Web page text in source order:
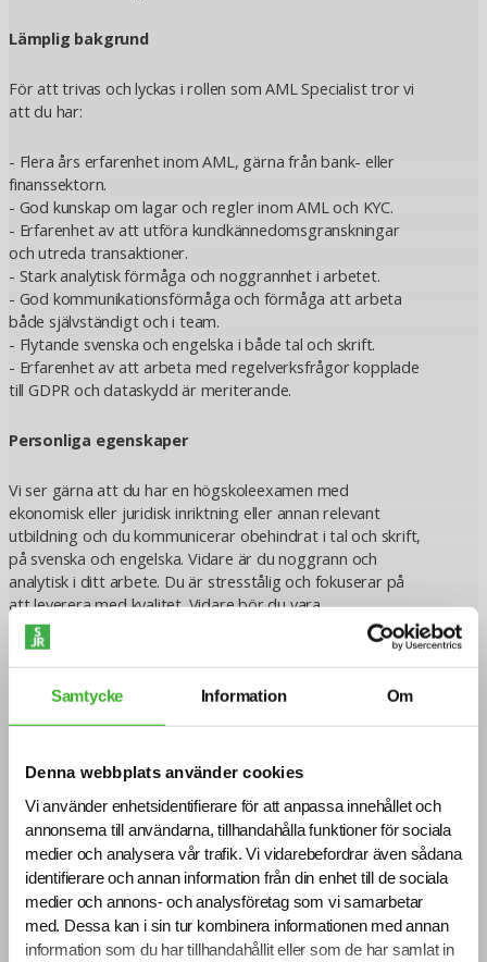
Samtycke Information Om
Denna webbplats använder cookies
Vi använder enhetsidentifierare för att anpassa innehållet och
annonserna till användarna, tillhandahålla funktioner för sociala
medier och analysera vår trafik. Vi vidarebefordrar även sådana
identifierare och annan information från din enhet till de sociala
medier och annons- och analysföretag som vi samarbetar
med. Dessa kan i sin tur kombinera informationen med annan
information som du har tillhandahållit eller som de har samlat in
Lämplig bakgrund
För att trivas och lyckas i rollen som AML Specialist tror vi
att du har:
- Flera års erfarenhet inom AML, gärna från bank- eller
finanssektorn.
- God kunskap om lagar och regler inom AML och KYC.
- Erfarenhet av att utföra kundkännedomsgranskningar
och utreda transaktioner.
- Stark analytisk förmåga och noggrannhet i arbetet.
- God kommunikationsförmåga och förmåga att arbeta
både självständigt och i team.
- Flytande svenska och engelska i både tal och skrift.
- Erfarenhet av att arbeta med regelverksfrågor kopplade
till GDPR och dataskydd är meriterande.
Personliga egenskaper
Vi ser gärna att du har en högskoleexamen med
ekonomisk eller juridisk inriktning eller annan relevant
utbildning och du kommunicerar obehindrat i tal och skrift,
på svenska och engelska. Vidare är du noggrann och
analytisk i ditt arbete. Du är stresstålig och fokuserar på
att leverera med kvalitet. Vidare bör du vara
kommunikativ, samarbetsvillig och engagerad. Du har
minst 4 års av liknande relavanta arbetsuppgifter från
bank och du har erfarenhet av att ha arbetat med
transaktionsmonitorering och bedrägerier och har du
Vi intervjuar löpande och tjänsten kan komma att tillsättas
innan ansökningstiden har gått ut. Sista ansökningsdag är
2024-12-31.
Varmt välkommen med din ansökan!